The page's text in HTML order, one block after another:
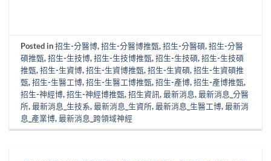
Posted in招生-分醫博,招生-分醫博推甄,招生-分醫碩,招生-分醫
碩推甄,招生-生技博,招生-生技博推甄,招生-生技碩,招生-生技碩
推甄,招生-生資博,招生-生資博推甄,招生-生資碩,招生-生資碩推
甄,招生-生醫工博,招生-生醫工博推甄,招生-產博,招生-產博推甄,
招生-神經博,招生-神經博推甄,招生資訊,最新消息,最新消息_分醫
所,最新消息_生技系,最新消息_生資所,最新消息_生醫工博,最新消
息_產業博,最新消息_跨領域神經